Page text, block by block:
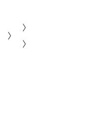
〉
〉
〉